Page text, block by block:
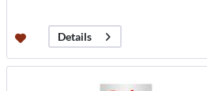
Details